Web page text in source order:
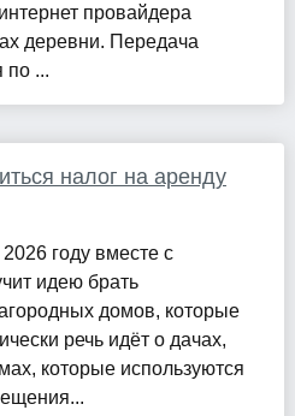
провайдера
деревни. Передача
по ...
налог на аренду
году вместе с
идею брать
домов, которые
речь идёт о дачах,
которые используются